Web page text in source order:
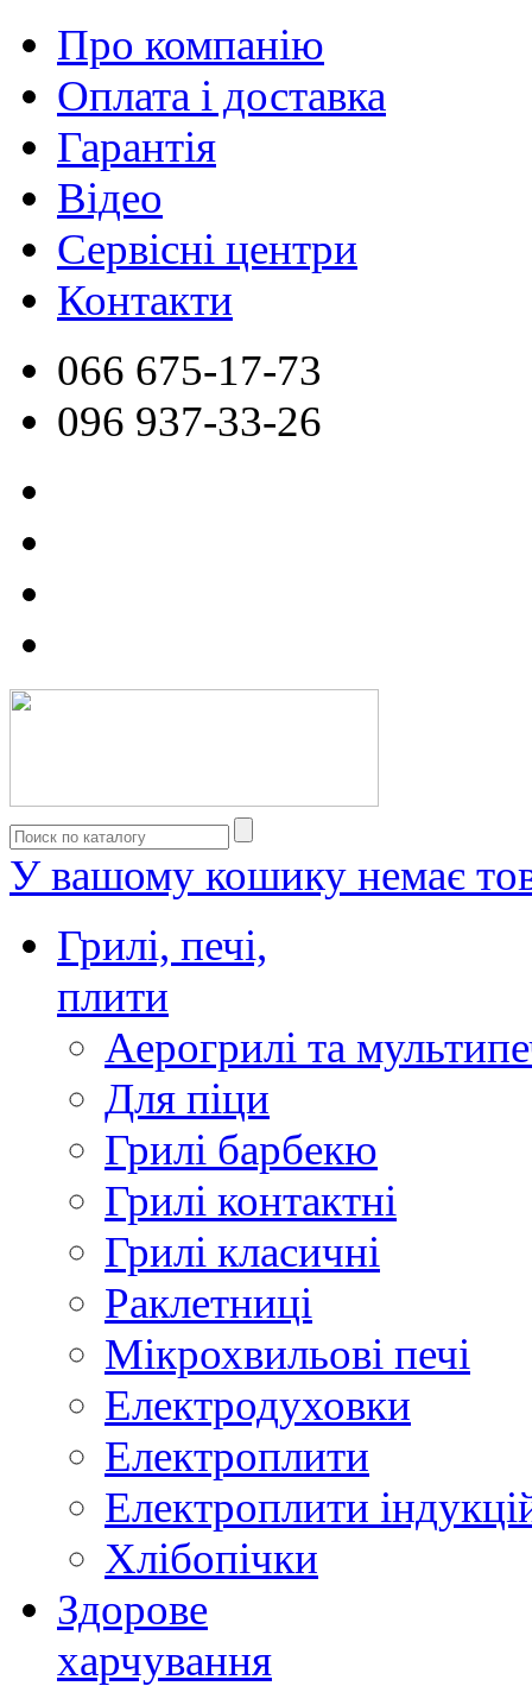
Про компанію
Оплата і доставка
Гарантія
Відео
Сервісні центри
Контакти
066 675-17-73
096 937-33-26
У вашому кошику немає
Грилі, печі,
плити
Аерогрилі та
Для піци
Грилі барбекю
Грилі контактні
Грилі класичні
Раклетниці
Мікрохвильові печі
Електродуховки
Електроплити
Електроплити
Хлібопічки
Здорове
харчування